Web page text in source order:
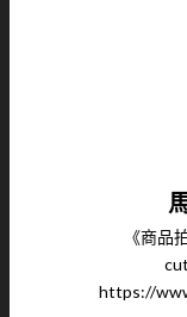
《商品
https://